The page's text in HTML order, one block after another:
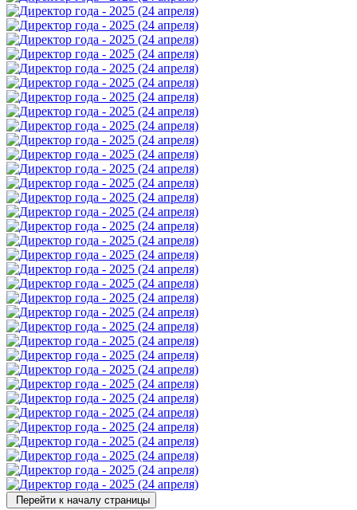
Перейти к началу страницы